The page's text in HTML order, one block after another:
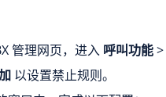
管理网页，进入 呼叫功能>
以设置禁止规则。